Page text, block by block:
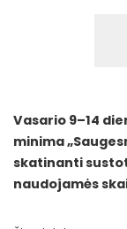
Vasario 9–14
minima
skatinanti
naudojamės